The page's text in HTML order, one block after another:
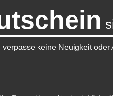
keine Neuigkeit oder